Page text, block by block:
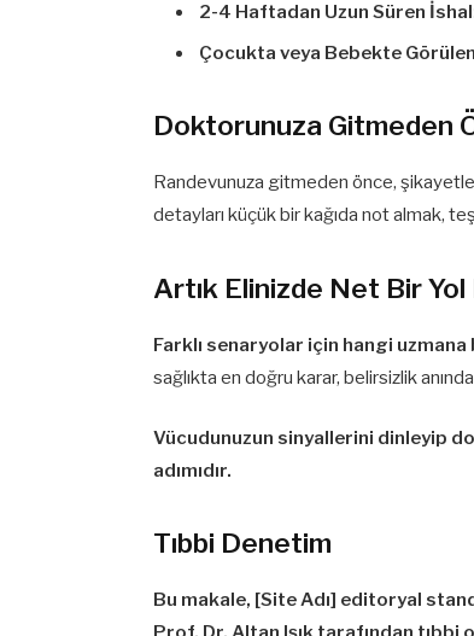
2-4 Haftadan Uzun Süren
Çocukta veya Bebekte
Doktorunuza Gitmeden
Randevunuza gitmeden önce,
detayları küçük bir kağıda not almak,
Artık Elinizde Net Bir Yol
Farklı senaryolar için hangi
sağlıkta en doğru karar, belirsizlik
Vücudunuzun sinyallerini dinleyip
adımıdır.
Tıbbi Denetim
Bu makale, [Site Adı] editoryal